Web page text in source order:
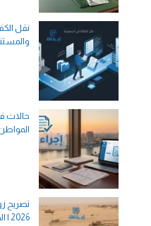
نقل
حالات
تصريح
2026 | الدليل الشامل